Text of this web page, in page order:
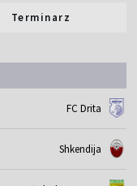
Terminarz
FC Drita
Shkendija